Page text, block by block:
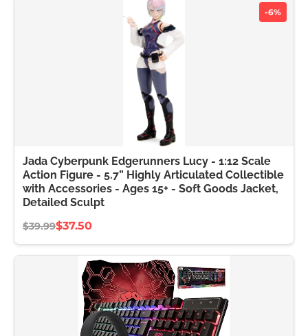
-6%
Jada Cyberpunk Edgerunners Lucy - 1:12 Scale
Action Figure - 5.7” Highly Articulated Collectible
with Accessories - Ages 15+ - Soft Goods Jacket,
Detailed Sculpt
$39.99$37.50